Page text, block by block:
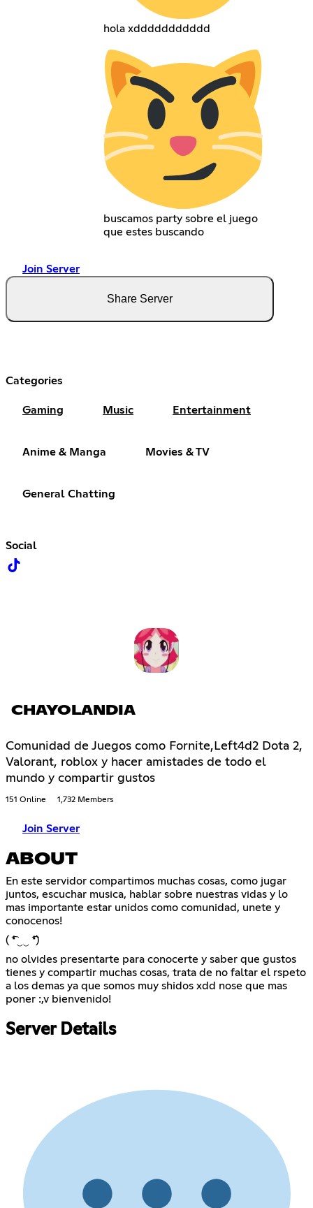
hola xddddddddddd
buscamos party sobre el juego
que estes buscando
Join Server
Share Server
Categories
Gaming Music Entertainment
Anime & Manga Movies & TV
General Chatting
Social
CHAYOLANDIA
Comunidad de Juegos como Fornite,Left4d2 Dota 2,
Valorant, roblox y hacer amistades de todo el
mundo y compartir gustos
151 Online 1,732 Members
Join Server
ABOUT
En este servidor compartimos muchas cosas, como jugar
juntos, escuchar musica, hablar sobre nuestras vidas y lo
mas importante estar unidos como comunidad, unete y
conocenos!
( ͡❛ ‿‿ ͡❛)
no olvides presentarte para conocerte y saber que gustos
tienes y compartir muchas cosas, trata de no faltar el rspeto
a los demas ya que somos muy shidos xdd nose que mas
poner :,v bienvenido!
Server Details